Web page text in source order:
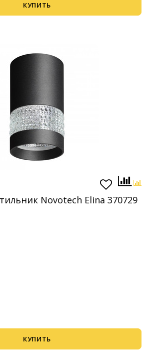
КУПИТЬ
Novotech Elina 370729
КУПИТЬ